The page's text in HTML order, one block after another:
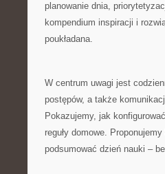
planowanie dnia,
kompendium inspiracji i
poukładana.
W centrum uwagi jest
postępów, a także
Pokazujemy, jak
reguły domowe.
podsumować dzień nauki –